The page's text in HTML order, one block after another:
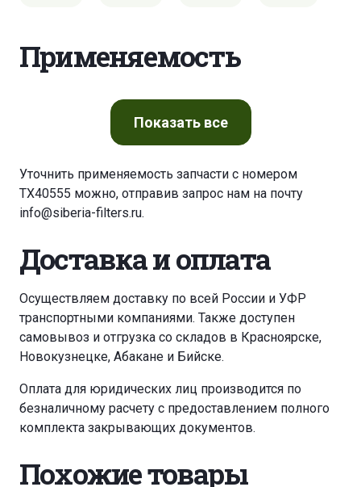
Применяемость
Показатьвсе
Уточнить применяемость запчасти с номером
TX40555 можно, отправив запрос нам на почту
info@siberia-filters.ru.
Доставка и оплата
Осуществляем доставку по всей России и УФР
транспортными компаниями. Также доступен
самовывоз и отгрузка со складов в Красноярске,
Новокузнецке, Абакане и Бийске.
Оплата для юридических лиц производится по
безналичному расчету с предоставлением полного
комплекта закрывающих документов.
Похожие товары